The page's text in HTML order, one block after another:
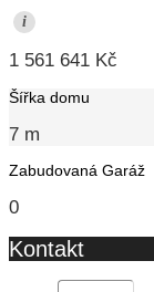
i
1 561 641 Kč
Šířka domu
7 m
Zabudovaná Garáž
0
Kontakt